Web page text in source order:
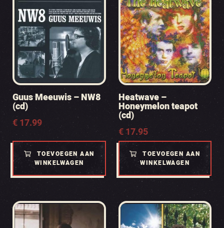
Guus Meeuwis – NW8
(cd)
€17.99
TOEVOEGEN AAN
WINKELWAGEN
Heatwave –
Honeymelon teapot
(cd)
€17.95
TOEVOEGEN AAN
WINKELWAGEN